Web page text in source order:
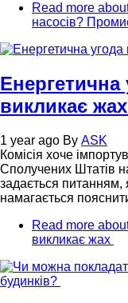
Read more
насосів?
викликає жах
1 year ago By ASK
Комісія хоче
Сполучених Штатів
задається
намагається
Read more
викликає жах